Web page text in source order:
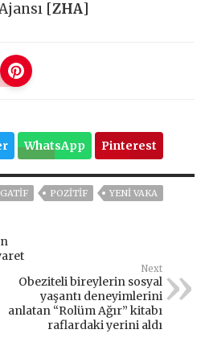
[ZHA]
WhatsApp Pinterest
POZITIF YENI VAKA
Next
Obeziteli bireylerin sosyal
yaşantı deneyimlerini
anlatan “Rolüm Ağır” kitabı
raflardaki yerini aldı